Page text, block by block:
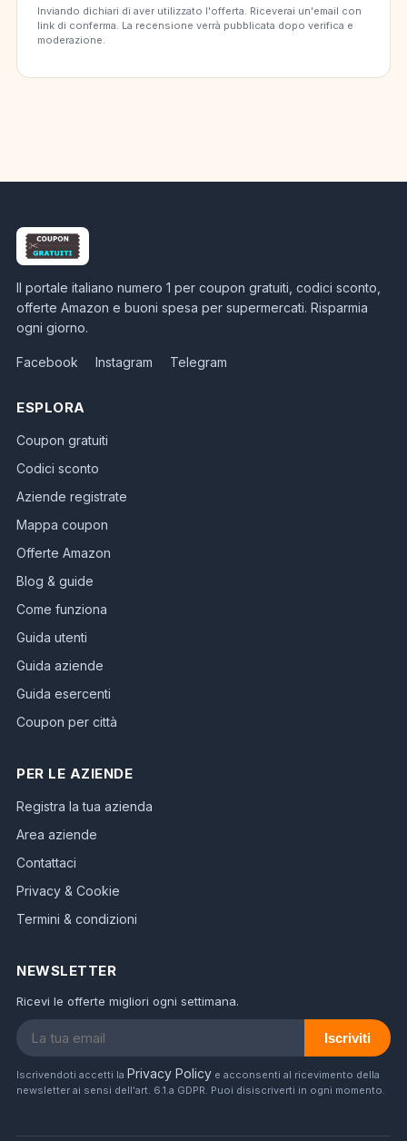
Inviando dichiari di aver utilizzato l'offerta. Riceverai un'email con
link di conferma. La recensione verrà pubblicata dopo verifica e
moderazione.
Il portale italiano numero 1 per coupon gratuiti, codici sconto,
offerte Amazon e buoni spesa per supermercati. Risparmia
ogni giorno.
Facebook Instagram Telegram
ESPLORA
Coupon gratuiti
Codici sconto
Aziende registrate
Mappa coupon
Offerte Amazon
Blog & guide
Come funziona
Guida utenti
Guida aziende
Guida esercenti
Coupon per città
PER LE AZIENDE
Registra la tua azienda
Area aziende
Contattaci
Privacy & Cookie
Termini & condizioni
NEWSLETTER
Ricevi le offerte migliori ogni settimana.
Iscriviti
Iscrivendoti accetti la Privacy Policy e acconsenti al ricevimento della
newsletter ai sensi dell'art. 6.1.a GDPR. Puoi disiscriverti in ogni momento.